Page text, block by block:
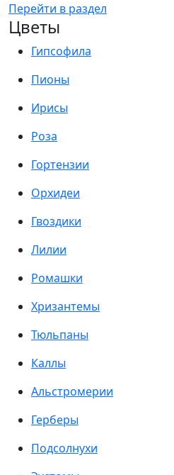
Перейти в раздел
Цветы
Гипсофила
Пионы
Ирисы
Роза
Гортензии
Орхидеи
Гвоздики
Лилии
Ромашки
Хризантемы
Тюльпаны
Каллы
Альстромерии
Герберы
Подсолнухи